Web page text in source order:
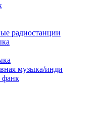
радиостанции
музыка/инди
фанк